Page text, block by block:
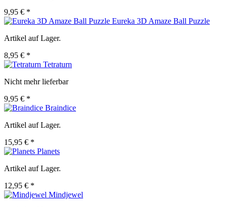
9,95 € *
Eureka 3D Amaze Ball Puzzle
Artikel auf Lager.
8,95 € *
Tetraturn
Nicht mehr lieferbar
9,95 € *
Braindice
Artikel auf Lager.
15,95 € *
Planets
Artikel auf Lager.
12,95 € *
Mindjewel